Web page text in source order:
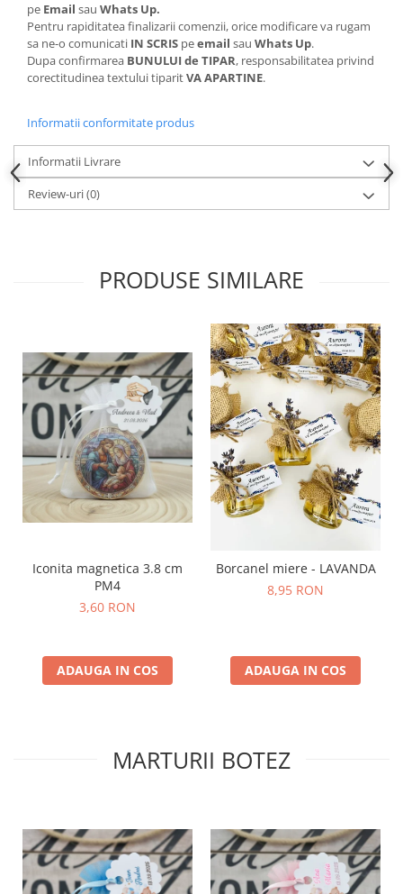
pe Email sau Whats Up.
Pentru rapiditatea finalizarii comenzii, orice modificare va rugam
sa ne-o comunicati IN SCRIS peemail sau Whats Up.
Dupa confirmarea BUNULUI de TIPAR, responsabilitatea privind
corectitudinea textului tiparitVA APARTINE.
Informatii conformitate produs
Informatii Livrare
Review-uri(0)
PRODUSE SIMILARE
Iconita magnetica 3.8 cm
PM4
3,60 RON
ADAUGA IN COS
Borcanel miere - LAVANDA
8,95 RON
ADAUGA IN COS
MARTURII BOTEZ